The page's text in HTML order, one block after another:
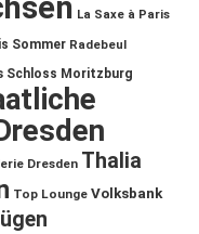
La Saxe à Paris
Sommer Radebeul
Schloss Moritzburg
Dresden Thalia
Top Lounge Volksbank